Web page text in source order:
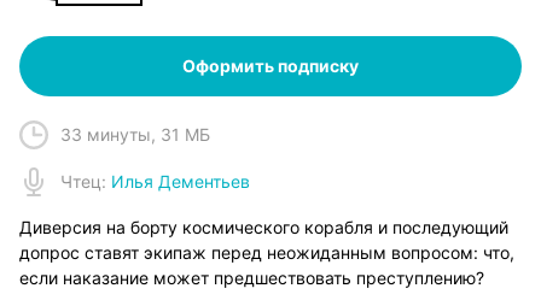
Оформить подписку
33 минуты, 31 МБ
Чтец: Илья Дементьев
Диверсия на борту космического корабля и последующий
допрос ставят экипаж перед неожиданным вопросом: что,
если наказание может предшествовать преступлению?